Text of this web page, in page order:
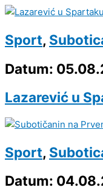
Sport,
Datum:
Lazarević u
Sport,
Datum: